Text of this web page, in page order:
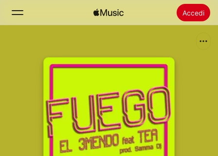
Accedi
Installare Apple Music